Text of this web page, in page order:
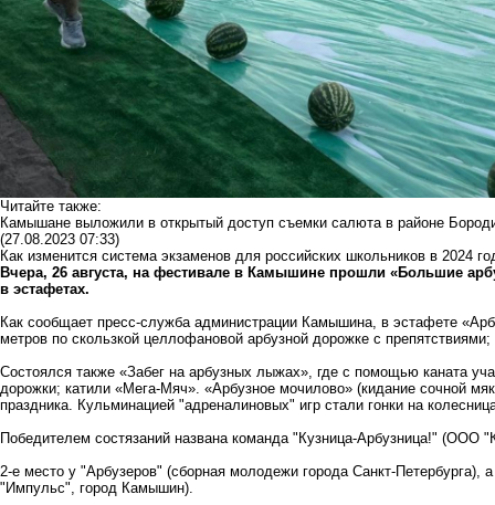
Читайте также:
Камышане выложили в открытый доступ съемки салюта в районе
(27.08.2023 07:33)
Как изменится система экзаменов для российских школьников в 2024
Вчера, 26 августа, на фестивале в Камышине прошли «Большие
в эстафетах.
Как сообщает пресс-служба администрации Камышина, в эстафете
метров по скользкой целлофановой арбузной дорожке с
Состоялся также «Забег на арбузных лыжах», где с помощью каната
дорожки; катили «Мега-Мяч». «Арбузное мочилово» (кидание сочной
праздника. Кульминацией "адреналиновых" игр стали гонки на
Победителем состязаний названа команда "Кузница-Арбузница!" (ООО
2-е место у "Арбузеров" (сборная молодежи города Санкт-
"Импульс", город Камышин).